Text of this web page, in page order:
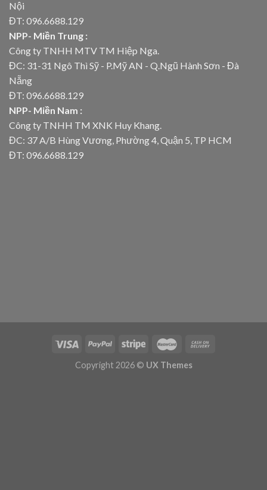
Nội
ĐT: 096.6688.129
NPP- Miền Trung :
Công ty TNHH MTV TM Hiệp Nga.
ĐC: 31-31 Ngô Thì Sỹ - P.Mỹ AN - Q.Ngũ Hành Sơn - Đà
Nẵng
ĐT: 096.6688.129
NPP- Miền Nam :
Công ty TNHH TM XNK Huy Khang.
ĐC: 37 A/B Hùng Vương, Phường 4, Quận 5, TP HCM
ĐT: 096.6688.129
Copyright 2026 © UX Themes